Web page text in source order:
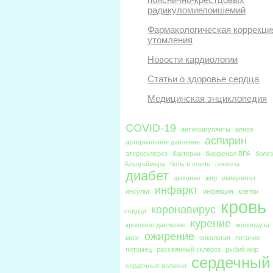
радикуломиелоишемий
Фармакологическая
утомления
Новости кардиологии
Статьи о здоровье сердца
Медицинская энциклопедия
COVID-19 антикоагулянты
апноэ
артериальное давление
аспирин
атеросклероз бактерии бисфенол BPA
Альцгеймера
боль в плече глюкоза
диабет дыхание жир
иммунитет
инсульт
инфаркт инфекция клетки
сердца коронавирус кровь
кровяное давление курение
менопауза
мозг
ожирение онкология
питание
питомец
рассеянный склероз рыбий жир
сердечные волокна
сердечный